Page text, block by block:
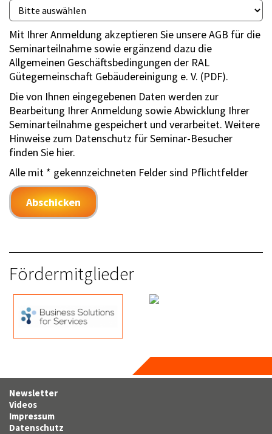
Mit Ihrer Anmeldung akzeptieren Sie unsere AGB für die
Seminarteilnahme sowie ergänzend dazu die
Allgemeinen Geschäftsbedingungen der RAL
Gütegemeinschaft Gebäudereinigung e. V. (PDF).
Die von Ihnen eingegebenen Daten werden zur
Bearbeitung Ihrer Anmeldung sowie Abwicklung Ihrer
Seminarteilnahme gespeichert und verarbeitet. Weitere
Hinweise zum Datenschutz für Seminar-Besucher
finden Sie hier.
Alle mit * gekennzeichneten Felder sind Pflichtfelder
Abschicken
Fördermitglieder
Newsletter
Videos
Impressum
Datenschutz